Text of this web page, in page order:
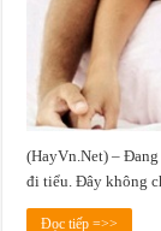
(HayVn.Net) –
đi tiểu. Đây không
Đọc tiếp =>>